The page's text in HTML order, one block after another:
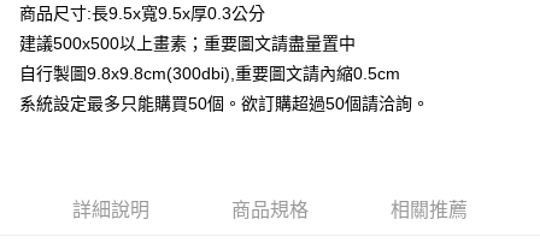
【「AFTEE先享後付」結帳流程】
１．於結帳方式選擇「AFTEE先享後付」後，將跳轉至「AFTEE先享後付」
結帳頁面，進行簡訊認證並確認金額後，即可完成結帳。
２．訂單成立數日內，您將收到繳費通知簡訊。
３．收到繳費通知簡訊後14天內，點擊此簡訊中的連結，可透過四大超商／
※ 交易是否成功請以「AFTEE先享後付 」之結帳頁面顯示為準，若有關於
每筆NT$65，滿NT$2,000(含以上)免運費
付款後全家取貨
每筆NT$65，滿NT$2,000(含以上)免運費
付款後7-11取貨
商品尺寸:長9.5x寬9.5x厚0.3公分
建議500x500以上畫素；重要圖文請盡量置中
自行製圖9.8x9.8cm(300dbi),重要圖文請內縮0.5cm
系統設定最多只能購買50個。欲訂購超過50個請洽詢。
詳細說明 商品規格 相關推薦